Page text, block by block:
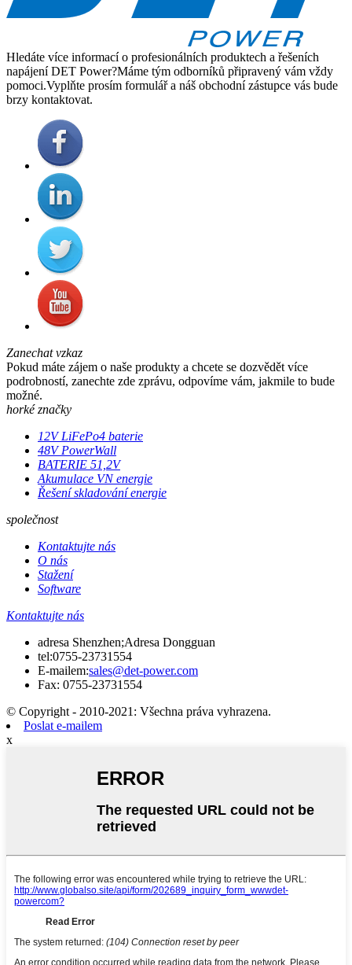
Hledáte více informací o profesionálních produktech a řešeních
napájení DET Power?Máme tým odborníků připravený vám vždy
pomoci.Vyplňte prosím formulář a náš obchodní zástupce vás bude
brzy kontaktovat.
Zanechat vzkaz
Pokud máte zájem o naše produkty a chcete se dozvědět více
podrobností, zanechte zde zprávu, odpovíme vám, jakmile to bude
možné.
horké značky
12V LiFePo4 baterie
48V PowerWall
BATERIE 51,2V
Akumulace VN energie
Řešení skladování energie
společnost
Kontaktujte nás
O nás
Stažení
Software
Kontaktujte nás
adresa Shenzhen;Adresa Dongguan
tel:0755-23731554
E-mailem:sales@det-power.com
Fax: 0755-23731554
© Copyright - 2010-2021: Všechna práva vyhrazena.
Poslat e-mailem
x